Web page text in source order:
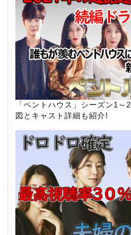
「ペントハウス」シーズン1～
図とキャスト詳細も紹介!